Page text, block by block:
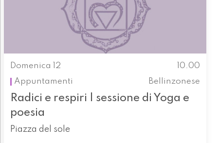
Domenica 12
10.00
Appuntamenti
Bellinzonese
Radici e respiri | sessione di Yoga e
poesia
Piazza del sole